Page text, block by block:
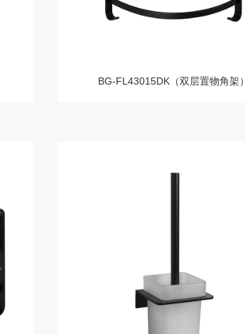
BG-FL43015DK（双层置物角架）